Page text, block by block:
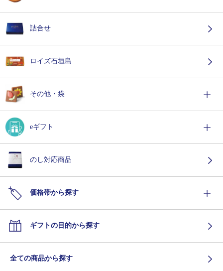
詰合せ
ロイズ石垣島
その他・袋
eギフト
のし対応商品
価格帯から探す
ギフトの目的から探す
全ての商品から探す